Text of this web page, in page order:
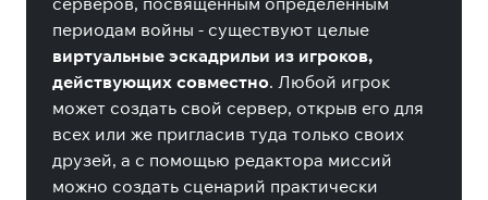
периодам войны - существуют целые
виртуальные эскадрильи из игроков,
действующих совместно. Любой игрок
может создать свой сервер, открыв его для
всех или же пригласив туда только своих
друзей, а с помощью редактора миссий
можно создать сценарий практически